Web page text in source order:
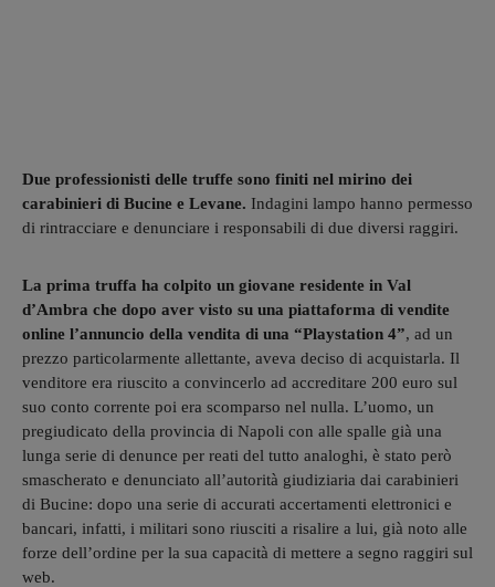
Due professionisti delle truffe sono finiti nel mirino dei
carabinieri di Bucine e Levane. Indagini lampo hanno permesso
di rintracciare e denunciare i responsabili di due diversi raggiri.
La prima truffa ha colpito un giovane residente in Val
d’Ambra che dopo aver visto su una piattaforma di vendite
online l’annuncio della vendita di una “Playstation 4”, ad un
prezzo particolarmente allettante, aveva deciso di acquistarla. Il
venditore era riuscito a convincerlo ad accreditare 200 euro sul
suo conto corrente poi era scomparso nel nulla. L’uomo, un
pregiudicato della provincia di Napoli con alle spalle già una
lunga serie di denunce per reati del tutto analoghi, è stato però
smascherato e denunciato all’autorità giudiziaria dai carabinieri
di Bucine: dopo una serie di accurati accertamenti elettronici e
bancari, infatti, i militari sono riusciti a risalire a lui, già noto alle
forze dell’ordine per la sua capacità di mettere a segno raggiri sul
web.